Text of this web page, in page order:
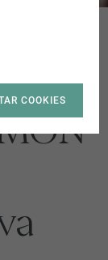
COOKIES